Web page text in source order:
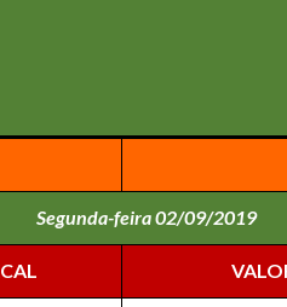
Segunda-feira 02/09/2019